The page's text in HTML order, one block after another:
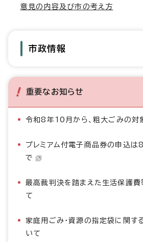
意見の内容及び市の考え方
市政情報
重要なお知らせ
令和8年10月から、粗大ごみの対
プレミアム付電子商品券の申込は
で
最高裁判決を踏まえた生活保護
て
家庭用ごみ・資源の指定袋に関す
いて